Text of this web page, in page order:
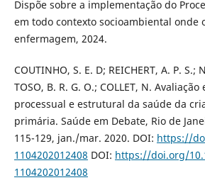
Dispõe sobre a implementação do
em todo contexto socioambiental onde
enfermagem, 2024.
COUTINHO, S. E. D; REICHERT, A. P. S.;
TOSO, B. R. G. O.; COLLET, N.
processual e estrutural da saúde da
primária. Saúde em Debate, Rio de
115-129, jan./mar. 2020. DOI: https://
1104202012408 DOI: https://doi.org/
1104202012408